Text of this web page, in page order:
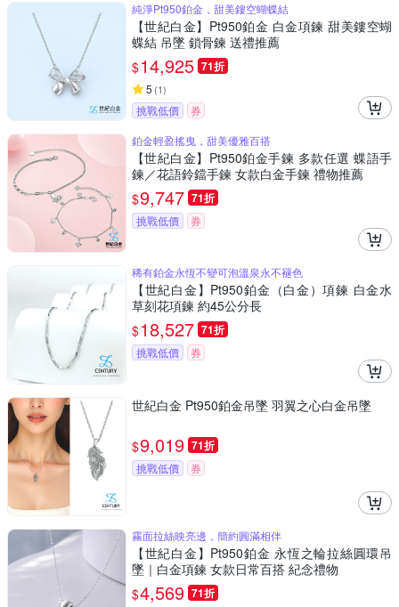
純淨Pt950鉑金，甜美鏤空蝴蝶結
【世紀白金】Pt950鉑金 白金項鍊 甜美鏤空蝴
蝶結 吊墜 鎖骨鍊 送禮推薦
$14,925 71折
5 (1)
挑戰低價
券
鉑金輕盈搖曳，甜美優雅百搭
【世紀白金】Pt950鉑金手鍊 多款任選 蝶語手
鍊／花語鈴鐺手鍊 女款白金手鍊 禮物推薦
$9,747 71折
挑戰低價 券
稀有鉑金永恆不變可泡溫泉永不褪色
【世紀白金】Pt950鉑金（白金）項鍊 白金水
草刻花項鍊 約45公分長
$18,527 71折
挑戰低價 券
世紀白金 Pt950鉑金吊墜 羽翼之心白金吊墜
$9,019 71折
挑戰低價 券
霧面拉絲映亮邊，簡約圓滿相伴
【世紀白金】Pt950鉑金 永恆之輪拉絲圓環吊
墜｜白金項鍊 女款日常百搭 紀念禮物
$4,569 71折